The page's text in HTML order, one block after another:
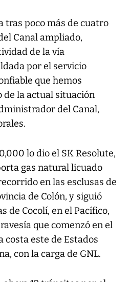
tras poco más de cuatro
Canal ampliado,
de la vía
por el servicio
que hemos
la actual situación
del Canal,
lo dio el SK Resolute,
gas natural licuado
en las esclusas de
de Colón, y siguió
de Cocolí, en el Pacífico,
que comenzó en el
costa este de Estados
con la carga de GNL.